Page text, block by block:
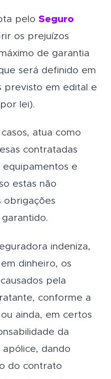
pelo Seguro
os prejuízos
de garantia
será definido em
previsto em edital e
lei).
atua como
contratadas
e
estas não
obrigações
indeniza,
dinheiro, os
pela
conforme a
ainda, em certos
da
dando
do contrato